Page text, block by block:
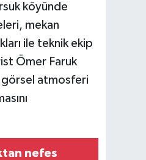
köyünde
mekan
ile teknik ekip
Ömer Faruk
görsel atmosferi
nefes